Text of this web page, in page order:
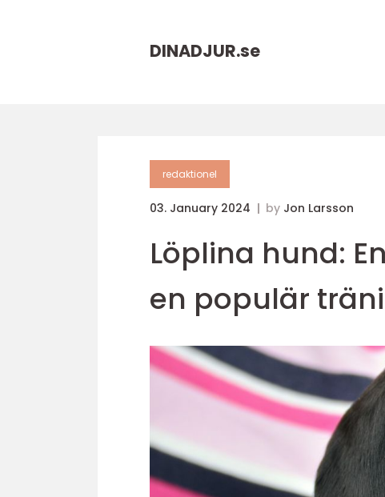
DINADJUR.se
redaktionel
03. January 2024 by Jon Larsson
Löplina hund:
en populär